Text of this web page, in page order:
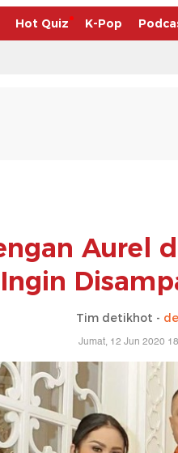
Hot Quiz K-Pop
Aurel
Ingin
Tim detikhot -
Jumat, 12 Jun 2020